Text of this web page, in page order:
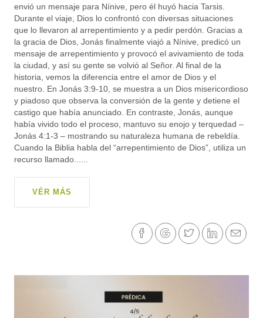
envió un mensaje para Nínive, pero él huyó hacia Tarsis.
Durante el viaje, Dios lo confrontó con diversas situaciones
que lo llevaron al arrepentimiento y a pedir perdón. Gracias a
la gracia de Dios, Jonás finalmente viajó a Nínive, predicó un
mensaje de arrepentimiento y provocó el avivamiento de toda
la ciudad, y así su gente se volvió al Señor. Al final de la
historia, vemos la diferencia entre el amor de Dios y el
nuestro. En Jonás 3:9-10, se muestra a un Dios misericordioso
y piadoso que observa la conversión de la gente y detiene el
castigo que había anunciado. En contraste, Jonás, aunque
había vivido todo el proceso, mantuvo su enojo y terquedad –
Jonás 4:1-3 – mostrando su naturaleza humana de rebeldía.
Cuando la Biblia habla del “arrepentimiento de Dios”, utiliza un
recurso llamado......
VÉR MÁS